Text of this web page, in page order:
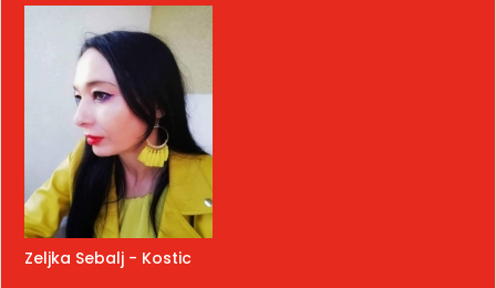
Zeljka Sebalj - Kostic